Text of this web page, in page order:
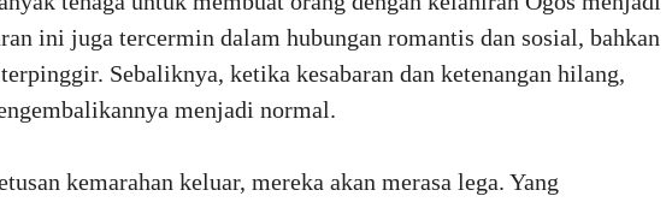
ini juga tercermin dalam hubungan romantis dan sosial, bahkan
Sebaliknya, ketika kesabaran dan ketenangan hilang,
menjadi normal.
kemarahan keluar, mereka akan merasa lega. Yang